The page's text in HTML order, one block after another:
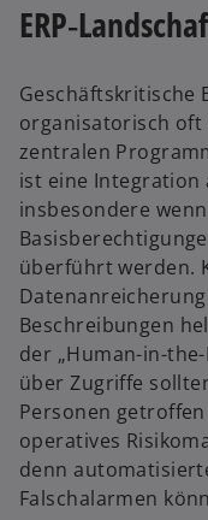
Geschäftskritische
organisatorisch
zentralen
ist eine Integration
insbesondere
überführt werden.
Beschreibungen
der „Human-in-
über Zugriffe
Personen
operatives
denn
Falschalarmen